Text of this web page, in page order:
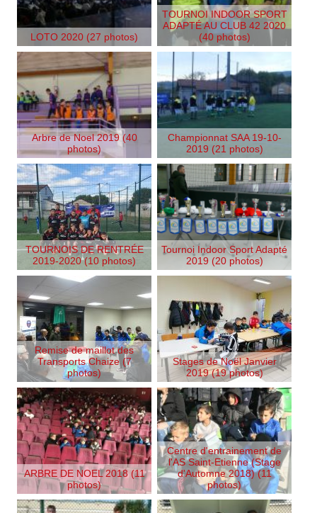
LOTO 2020 (27 photos)
TOURNOI INDOOR SPORT
ADAPTÉ AU CLUB 42 2020
(40 photos)
Arbre de Noel 2019 (40
photos)
Championnat SAA 19-10-
2019 (21 photos)
TOURNOIS DE RENTRÉE
2019-2020 (10 photos)
Tournoi Indoor Sport Adapté
2019 (20 photos)
Remise de maillot des
Transports Chaize (7
photos)
Stages de Noël Janvier
2019 (19 photos)
ARBRE DE NOEL 2018 (11
photos)
Centre d'entrainement de
l'AS Saint-Etienne (Stage
d'Automne 2018) (11
photos)